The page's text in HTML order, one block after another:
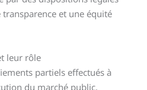
et une équité
leur rôle
partiels effectués à
du marché public.